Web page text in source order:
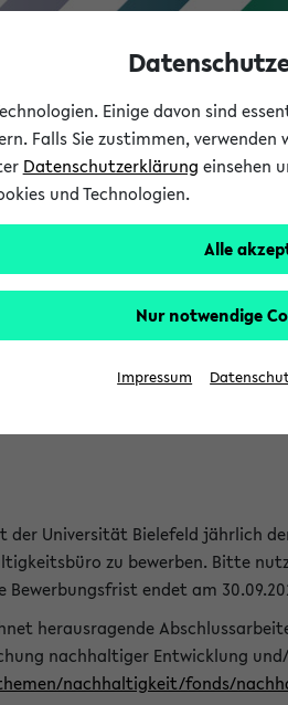
Studium
2026:
der Universität Bielefeld jährlich
zu bewerben. Bitte
Bewerbungsfrist endet am
herausragende
nachhaltiger Entwicklung
nachhaltigkeit/fonds/
Einige davon sind
Falls Sie zustimmen,
Datenschutzerklärung einsehen
und Technologien.
Alle
Nur notwendige
Impressum